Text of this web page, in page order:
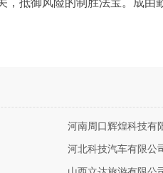
抵御风险的制胜法宝。成由
河南周口辉煌科技有
河北科技汽车有限公